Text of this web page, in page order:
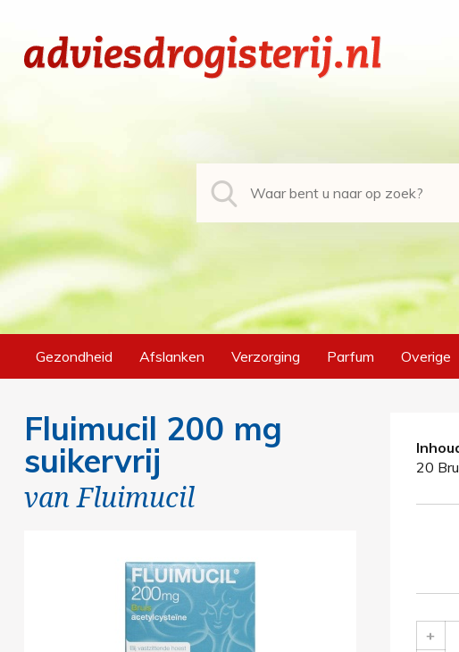
Gezondheid Afslanken Verzorging Parfum Overige
Fluimucil 200 mg
suikervrij
vanFluimucil
20
+